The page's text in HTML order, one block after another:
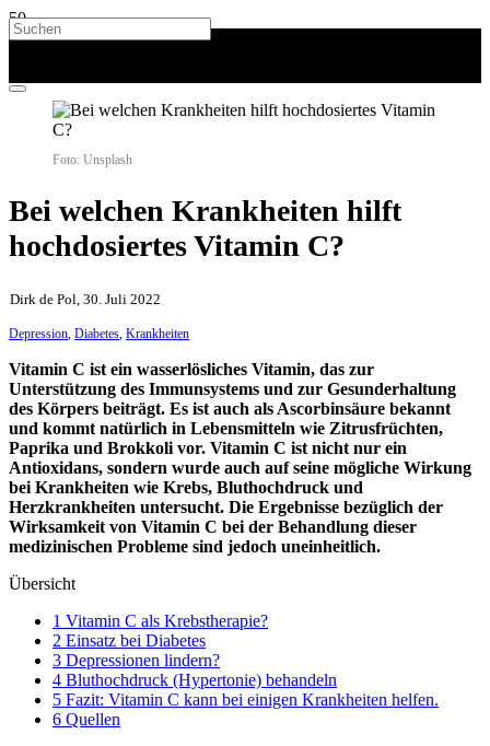
Foto: Unsplash
Bei welchen Krankheiten hilft
hochdosiertes Vitamin C?
Dirk de Pol, 30. Juli 2022
Depression, Diabetes, Krankheiten
Vitamin C ist ein wasserlösliches Vitamin, das zur
Unterstützung des Immunsystems und zur Gesunderhaltung
des Körpers beiträgt. Es ist auch als Ascorbinsäure bekannt
und kommt natürlich in Lebensmitteln wie Zitrusfrüchten,
Paprika und Brokkoli vor. Vitamin C ist nicht nur ein
Antioxidans, sondern wurde auch auf seine mögliche Wirkung
bei Krankheiten wie Krebs, Bluthochdruck und
Herzkrankheiten untersucht. Die Ergebnisse bezüglich der
Wirksamkeit von Vitamin C bei der Behandlung dieser
medizinischen Probleme sind jedoch uneinheitlich.
Übersicht
1 Vitamin C als Krebstherapie?
2 Einsatz bei Diabetes
3 Depressionen lindern?
4 Bluthochdruck (Hypertonie) behandeln
5 Fazit: Vitamin C kann bei einigen Krankheiten helfen.
6 Quellen